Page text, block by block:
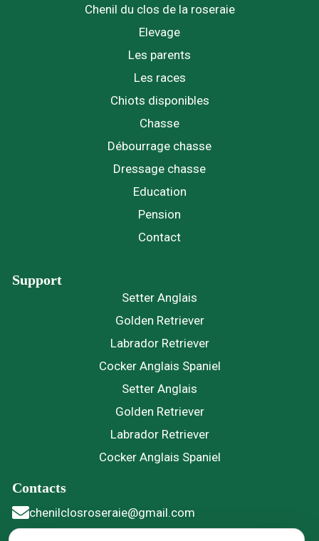
Chenil du clos de la roseraie
Elevage
Les parents
Les races
Chiots disponibles
Chasse
Débourrage chasse
Dressage chasse
Education
Pension
Contact
Support
Setter Anglais
Golden Retriever
Labrador Retriever
Cocker Anglais Spaniel
Setter Anglais
Golden Retriever
Labrador Retriever
Cocker Anglais Spaniel
Contacts
chenilclosroseraie@gmail.com